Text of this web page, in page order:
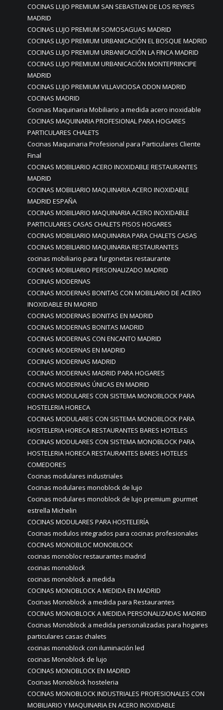
COCINAS LUJO PREMIUM SAN SEBASTIAN DE LOS REYRES
MADRID
COCINAS LUJO PREMIUM SOMOSAGUAS MADRID
COCINAS LUJO PREMIUM URBANICACIÓN EL BOSQUE MADRID
COCINAS LUJO PREMIUM URBANICACIÓN LA FINCA MADRID
COCINAS LUJO PREMIUM URBANICACIÓN MONTEPRINCIPE
MADRID
COCINAS LUJO PREMIUM VILLAVICIOSA ODON MADRID
COCINAS MADRID
Cocinas Maquinaria Mobiliario a medida acero inoxidable
COCINAS MAQUINARIA PROFESIONAL PARA HOGARES
PARTICULARES CHALETS
Cocinas Maquinaria Profesional para Particulares Cliente
Final
COCINAS MOBILIARIO ACERO INOXIDABLE RESTAURANTES
MADRID
COCINAS MOBILIARIO MAQUINARIA ACERO INOXIDABLE
MADRID ESPAÑA
COCINAS MOBILIARIO MAQUINARIA ACERO INOXIDABLE
PARTICULARES CASAS CHALETS PISOS HOGARES
COCINAS MOBILIARIO MAQUINARIA PARA CHALETS CASAS
COCINAS MOBILIARIO MAQUINARIA RESTAURANTES
cocinas mobiliario para furgonetas restaurante
COCINAS MOBILIARIO PERSONALIZADO MADRID
COCINAS MODERNAS
COCINAS MODERNAS BONITAS CON MOBILIARIO DE ACERO
INOXIDABLE EN MADRID
COCINAS MODERNAS BONITAS EN MADRID
COCINAS MODERNAS BONITAS MADRID
COCINAS MODERNAS CON ENCANTO MADRID
COCINAS MODERNAS EN MADRID
COCINAS MODERNAS MADRID
COCINAS MODERNAS MADRID PARA HOGARES
COCINAS MODERNAS ÚNICAS EN MADRID
COCINAS MODULARES CON SISTEMA MONOBLOCK PARA
HOSTELERIA HORECA
COCINAS MODULARES CON SISTEMA MONOBLOCK PARA
HOSTELERIA HORECA RESTAURANTES BARES HOTELES
COCINAS MODULARES CON SISTEMA MONOBLOCK PARA
HOSTELERIA HORECA RESTAURANTES BARES HOTELES
COMEDORES
Cocinas modulares industriales
Cocinas modulares monoblock de lujo
Cocinas modulares monoblock de lujo premium gourmet
estrella Michelin
COCINAS MODULARES PARA HOSTELERÍA
Cocinas modulos integrados para cocinas profesionales
COCINAS MONOBLOC MONOBLOCK
cocinas monobloc restaurantes madrid
cocinas monoblock
cocinas monoblock a medida
COCINAS MONOBLOCK A MEDIDA EN MADRID
Cocinas Monoblock a medida para Restaurantes
COCINAS MONOBLOCK A MEDIDA PERSONALIZADAS MADRID
Cocinas Monoblock a medida personalizadas para hogares
particulares casas chalets
cocinas monoblock con iluminación led
cocinas Monoblock de lujo
COCINAS MONOBLOCK EN MADRID
Cocinas Monoblock hosteleria
COCINAS MONOBLOCK INDUSTRIALES PROFESIONALES CON
MOBILIARIO Y MAQUINARIA EN ACERO INOXIDABLE